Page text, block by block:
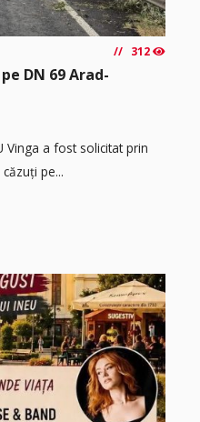
312
DN 69 Arad-
Vinga a fost solicitat prin
pe...